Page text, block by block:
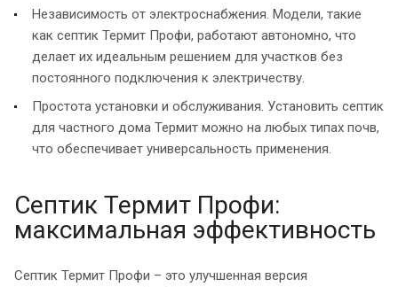
Независимость от электроснабжения. Модели, такие
как септик Термит Профи, работают автономно, что
делает их идеальным решением для участков без
постоянного подключения к электричеству.
Простота установки и обслуживания. Установить септик
для частного дома Термит можно на любых типах почв,
что обеспечивает универсальность применения.
Септик Термит Профи:
максимальная эффективность
Септик Термит Профи – это улучшенная версия